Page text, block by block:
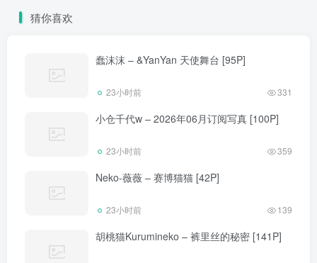
猜你喜欢
蠢沫沫 – &YanYan 天使舞台 [95P]
23小时前 331
小仓千代w – 2026年06月订阅写真 [100P]
23小时前 359
Neko-薇薇 – 赛博猫猫 [42P]
23小时前 139
胡桃猫Kurumineko – 裤里丝的秘密 [141P]